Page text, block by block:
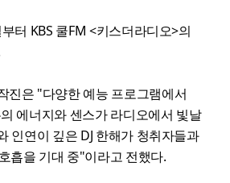
터 KBS 쿨FM <키스더라디오>의
진은 "다양한 예능 프로그램에서
에너지와 센스가 라디오에서 빛날
인연이 깊은 DJ 한해가 청취자들과
흡을 기대 중"이라고 전했다.